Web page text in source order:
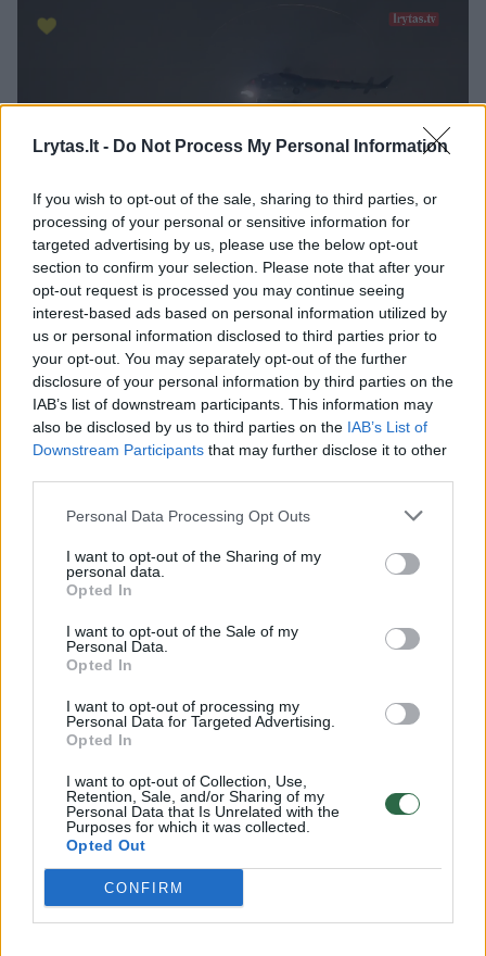
Lrytas.lt - Do Not Process My Personal Information
If you wish to opt-out of the sale, sharing to third parties, or
processing of your personal or sensitive information for
targeted advertising by us, please use the below opt-out
section to confirm your selection. Please note that after your
opt-out request is processed you may continue seeing
interest-based ads based on personal information utilized by
us or personal information disclosed to third parties prior to
your opt-out. You may separately opt-out of the further
disclosure of your personal information by third parties on the
IAB’s list of downstream participants. This information may
also be disclosed by us to third parties on the IAB’s List of
Downstream Participants that may further disclose it to other
Personal Data Processing Opt Outs
I want to opt-out of the Sharing of my
personal data.
Opted In
I want to opt-out of the Sale of my
Personal Data.
Opted In
I want to opt-out of processing my
Personal Data for Targeted Advertising.
Opted In
I want to opt-out of Collection, Use,
Retention, Sale, and/or Sharing of my
Personal Data that Is Unrelated with the
Purposes for which it was collected.
Opted Out
CONFIRM
Bet nepaisant to, jog žmonės sutinka
donuoti, dar turi veikti ir medicininė sistema.
Ypač geri rezultatai pasiekti dėl daugelį metų
stiprintos sistemos, nes nuo 2023 m. liepos
Lietuvoje pradėjo veikti trys regioniniai
donorystės veikloje dalyvaujančioms regionų
ligoninėms paruošti identifikuoti donorą,
konsultuoja gydytojus ir organizuoja visą
veiksmų seką, kad organai, kurie bus
naudojami donorystei, saugiai, sklandžiai
patektų iki operacinės, kur jau bus atlikta
transplantacija.
Susiję straipsniai